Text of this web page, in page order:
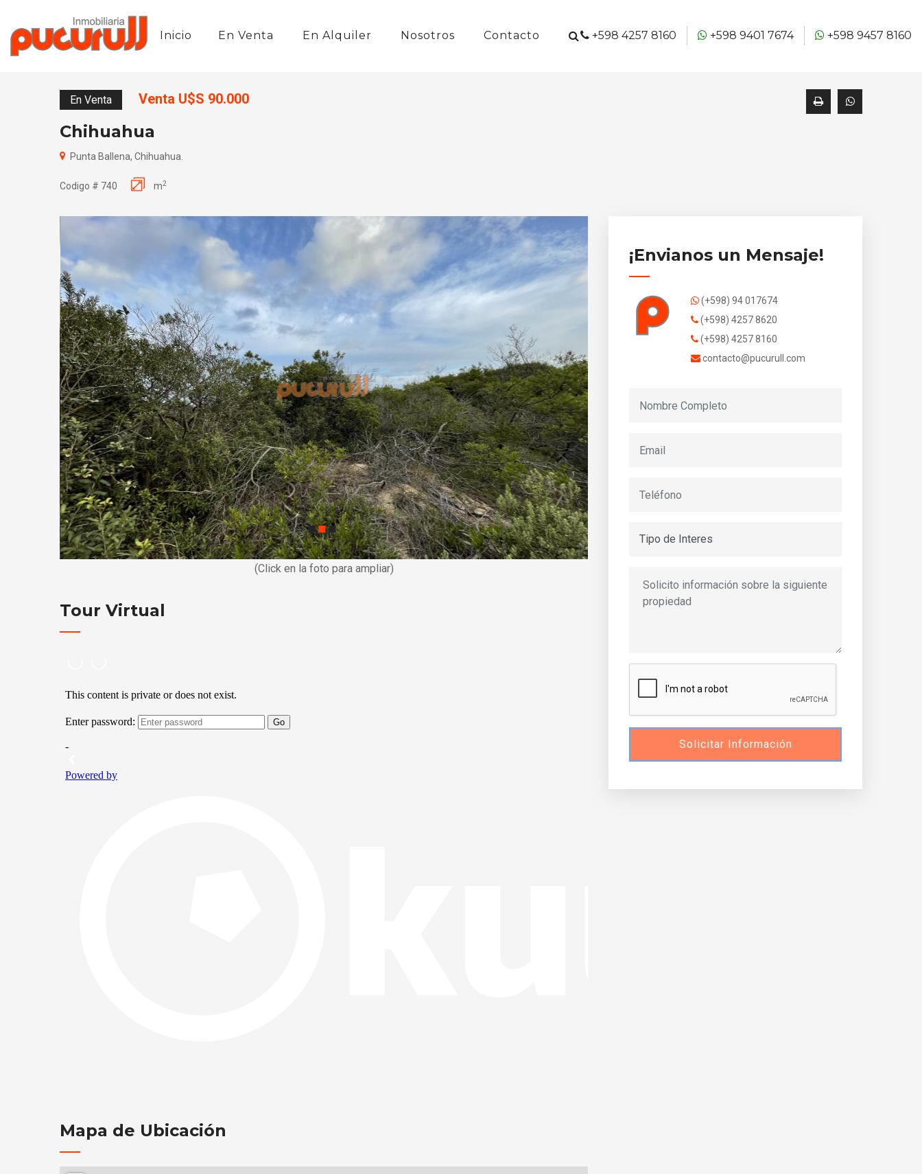
Inicio En Venta En Alquiler Nosotros Contacto +598 4257 8160 +598 9401 7674 +598 9457 8160
En Venta Venta U$S 90.000
Chihuahua
Punta Ballena, Chihuahua.
Codigo # 740 m2
(Click en la foto para ampliar)
Tour Virtual
Mapa de Ubicación
¡Envianos un Mensaje!
(+598) 94 017674
(+598) 4257 8620
(+598) 4257 8160
contacto@pucurull.com
Solicitar Información